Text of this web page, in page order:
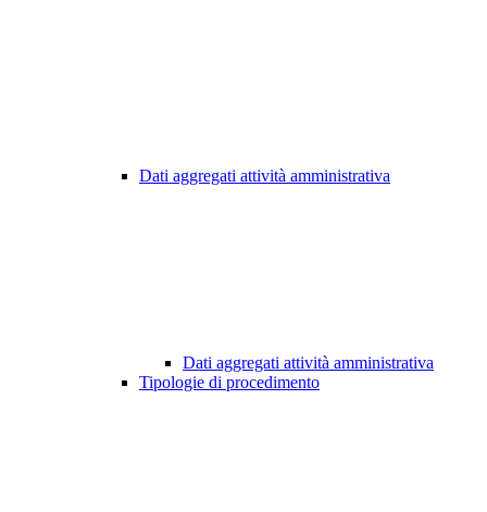
Dati aggregati attività amministrativa
Dati aggregati attività amministrativa
Tipologie di procedimento